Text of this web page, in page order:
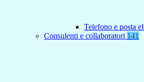
Telefono e posta
Consulenti e collaboratori 141